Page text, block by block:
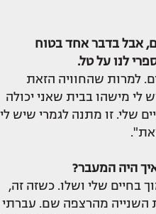
אבל בדבר אחד בטוח
לנו על טל.
למרות שהחוויה הזאת
לי מישהו בבית שאני יכולה
שלי. זו מתנה לגמרי שיש לי
היה המעבר?
בחיים שלי ושלו. כשזה זה,
השנייה מהרצפה שם. עברתי